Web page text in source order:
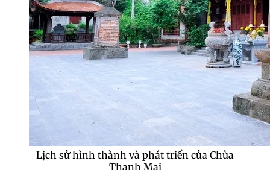
Lịch sử hình thành và phát triển của Chùa
Thanh Mai